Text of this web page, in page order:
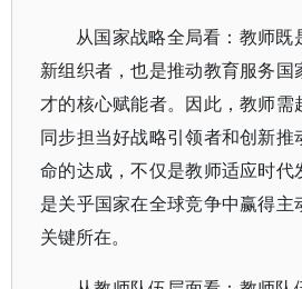
从国家战略全局看：教师既
新组织者，也是推动教育服务国
才的核心赋能者。因此，教师需
同步担当好战略引领者和创新推
命的达成，不仅是教师适应时代
是关乎国家在全球竞争中赢得主
关键所在。